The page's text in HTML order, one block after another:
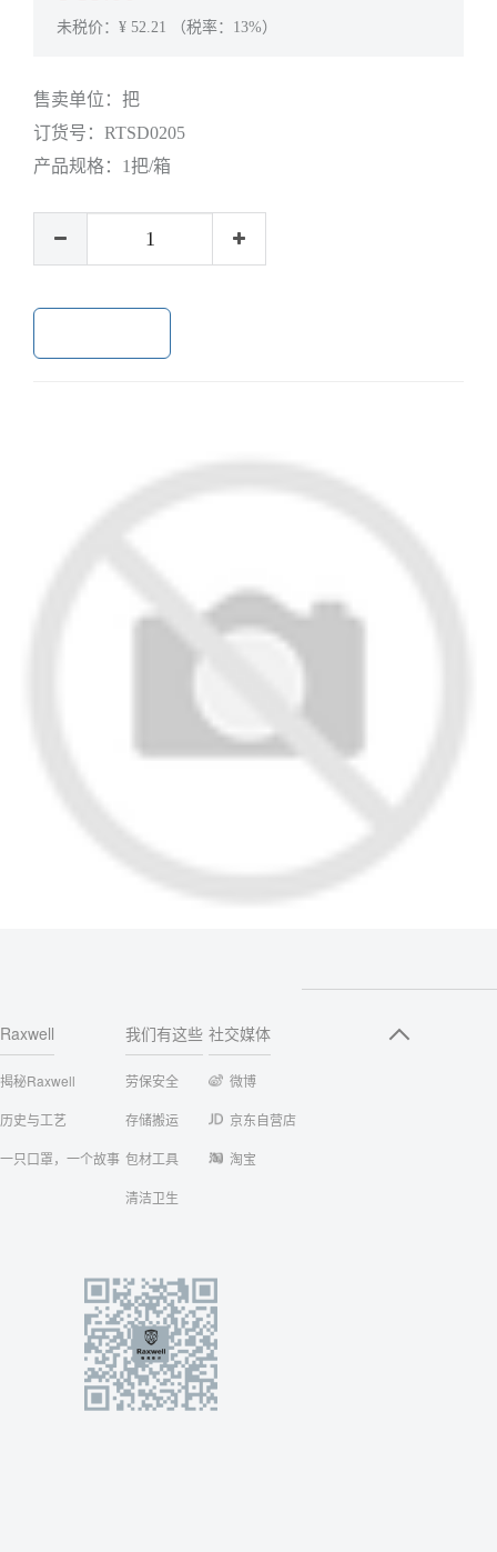
未税价：¥ 52.21 （税率：13%）
售卖单位： 把
订货号： RTSD0205
产品规格： 1把/箱
Raxwell
揭秘Raxwell
历史与工艺
一只口罩，一个故事
我们有这些
劳保安全
存储搬运
包材工具
清洁卫生
社交媒体
微博
京东自营店
淘宝